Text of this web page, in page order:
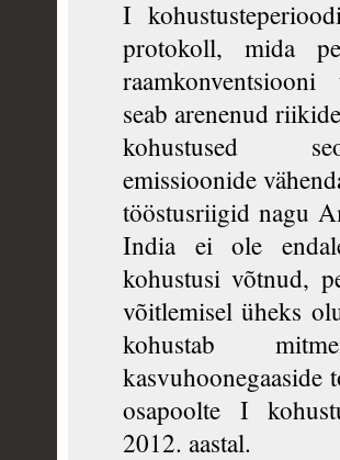
I
protokoll, mida
raamkonventsiooni
seab arenenud
kohustused
emissioonide
tööstusriigid nagu
India ei ole
kohustusi võtnud,
võitlemisel üheks
kohustab
kasvuhoonegaaside
osapoolte I
2012. aastal.